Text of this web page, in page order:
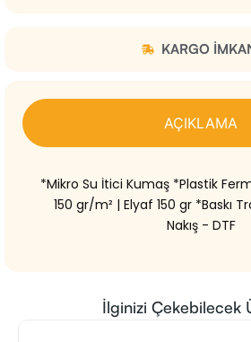
KARGO
AÇIKLAMA
*Mikro Su İtici Kumaş *Plastik
150 gr/m² | Elyaf 150 gr *Baskı
Nakış - DTF
İlginizi Çekebilecek